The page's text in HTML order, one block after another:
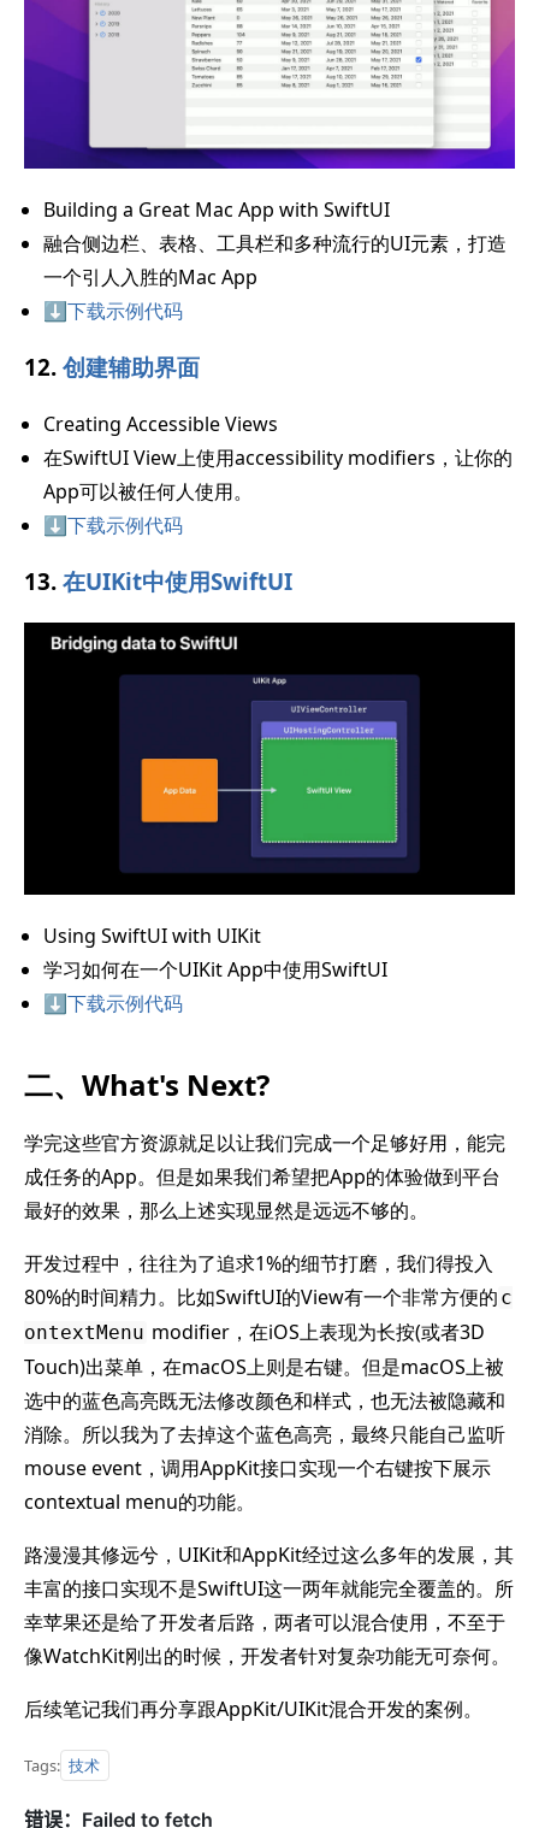
Building a Great Mac App with SwiftUI
融合侧边栏、表格、工具栏和多种流行的UI元素，打造
一个引人入胜的Mac App
⬇️下载示例代码
12. 创建辅助界面
Creating Accessible Views
在SwiftUI View上使用accessibility modifiers，让你的
App可以被任何人使用。
⬇️下载示例代码
13. 在UIKit中使用SwiftUI
Using SwiftUI with UIKit
学习如何在一个UIKit App中使用SwiftUI
⬇️下载示例代码
二、What's Next?
学完这些官方资源就足以让我们完成一个足够好用，能完
成任务的App。但是如果我们希望把App的体验做到平台
最好的效果，那么上述实现显然是远远不够的。
开发过程中，往往为了追求1%的细节打磨，我们得投入
80%的时间精力。比如SwiftUI的View有一个非常方便的 c
ontextMenu modifier，在iOS上表现为长按(或者3D
Touch)出菜单，在macOS上则是右键。但是macOS上被
选中的蓝色高亮既无法修改颜色和样式，也无法被隐藏和
消除。所以我为了去掉这个蓝色高亮，最终只能自己监听
mouse event，调用AppKit接口实现一个右键按下展示
contextual menu的功能。
路漫漫其修远兮，UIKit和AppKit经过这么多年的发展，其
丰富的接口实现不是SwiftUI这一两年就能完全覆盖的。所
幸苹果还是给了开发者后路，两者可以混合使用，不至于
像WatchKit刚出的时候，开发者针对复杂功能无可奈何。
后续笔记我们再分享跟AppKit/UIKit混合开发的案例。
Tags: 技术